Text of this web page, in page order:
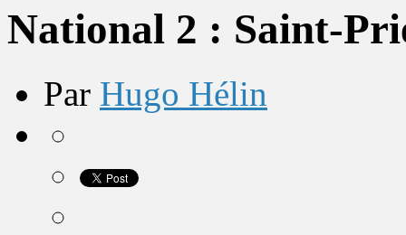
National 2 : Saint-
Par Hugo Hélin